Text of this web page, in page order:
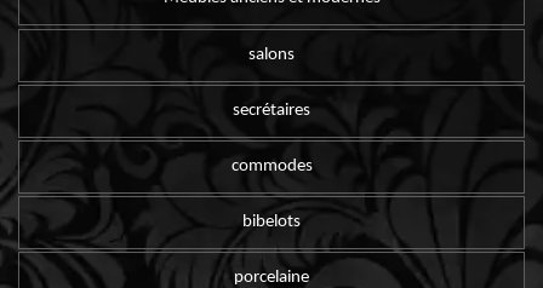
salons
secrétaires
commodes
bibelots
porcelaine